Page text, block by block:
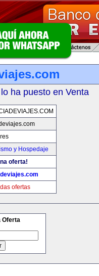
ha puesto en Venta
y Hospedaje
oferta!
ofertas
Oferta